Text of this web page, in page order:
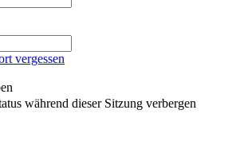
vergessen
während dieser Sitzung verbergen